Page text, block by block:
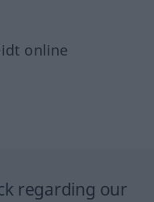
online
regarding our